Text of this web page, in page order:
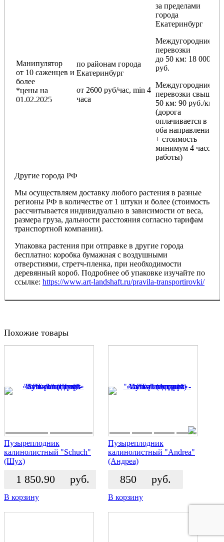
Манипулятор
от 10 саженцев и
более
*цены на
01.02.2025
по районам города
Екатеринбург
от 2600 руб/час, min 4
часа
за пределами
города
Екатеринбург
Междугородние
перевозки
до 50 км: 18 000
руб.
Междугородние
перевозки свыше
50 км: 90 руб./км
(дорога
оплачивается в
оба направления
+ стоимость
минимум 4 часов
работы)
Другие города РФ
Мы осуществляем доставку любого растения в разные
регионы РФ в количестве от 1 штуки и более (стоимость
рассчитывается индивидуально в зависимости от веса,
размера груза, дальности расстояния согласно тарифам
транспортной компании).
Упаковка растения при отправке в другие города
бесплатно: коробка бумажная с воздушными
отверстиями, стретч-пленка, при необходимости
деревянный короб. Подробнее об упаковке изучайте по
ссылке: https://www.art-landshaft.ru/pravila-transportirovki/
Похожие товары
Пузыреплодник
калинолистный "Schuch"
(Шух)
1 850.90 руб.
В корзину
Пузыреплодник
калинолистный "Andrea"
(Андреа)
850 руб.
В корзину